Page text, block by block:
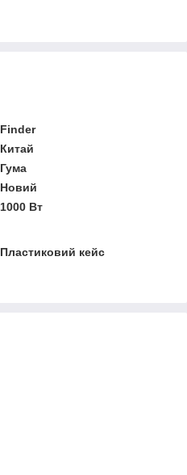
Finder
Китай
Гума
Новий
1000 Вт
Пластиковий кейс